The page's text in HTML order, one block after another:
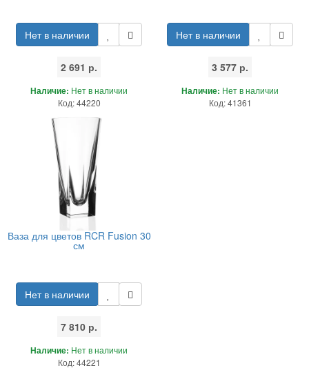
Нет в наличии
2 691 р.
Наличие: Нет в наличии
Код: 44220
Нет в наличии
3 577 р.
Наличие: Нет в наличии
Код: 41361
Ваза для цветов RCR Fusion 30
см
Нет в наличии
7 810 р.
Наличие: Нет в наличии
Код: 44221